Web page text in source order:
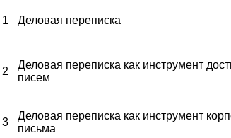
1 Деловая переписка
2
Деловая переписка как инструмент
писем
3
Деловая переписка как инструмент
письма